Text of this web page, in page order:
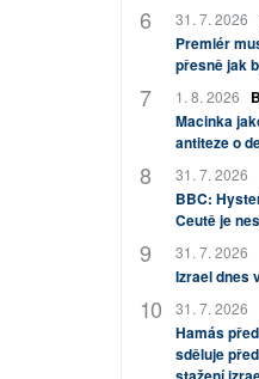
31. 7. 2026
Premiér
přesně jak
1. 8. 2026
Macinka
antiteze o
31. 7. 2026
BBC:
Ceutě je
31. 7. 2026
Izrael dnes
31. 7. 2026
Hamás
sděluje